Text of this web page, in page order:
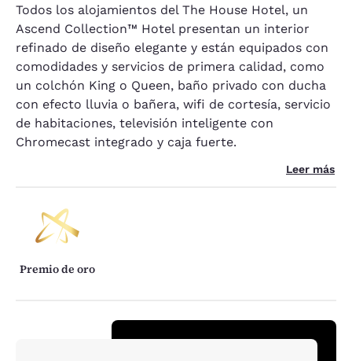
Todos los alojamientos del The House Hotel, un
Ascend Collection™ Hotel presentan un interior
refinado de diseño elegante y están equipados con
comodidades y servicios de primera calidad, como
un colchón King o Queen, baño privado con ducha
con efecto lluvia o bañera, wifi de cortesía, servicio
de habitaciones, televisión inteligente con
Chromecast integrado y caja fuerte.
Leer más
Premio de oro